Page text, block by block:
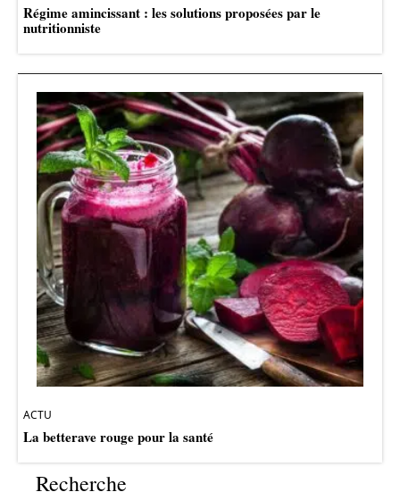
Régime amincissant : les solutions proposées par le
nutritionniste
ACTU
La betterave rouge pour la santé
Recherche